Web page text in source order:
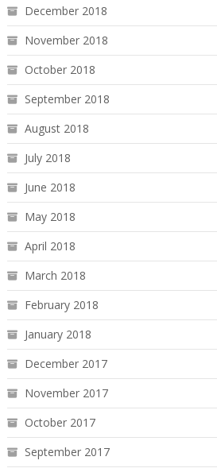
December 2018
November 2018
October 2018
September 2018
August 2018
July 2018
June 2018
May 2018
April 2018
March 2018
February 2018
January 2018
December 2017
November 2017
October 2017
September 2017